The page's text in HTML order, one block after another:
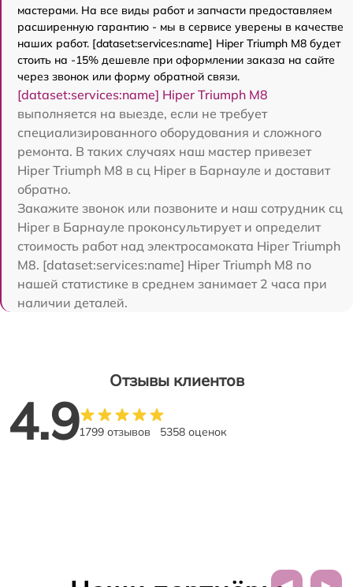
мастерами. На все виды работ и запчасти предоставляем
расширенную гарантию - мы в сервисе уверены в качестве
наших работ. [dataset:services:name] Hiper Triumph M8 будет
стоить на -15% дешевле при оформлении заказа на сайте
через звонок или форму обратной связи.
[dataset:services:name] Hiper Triumph M8
выполняется на выезде, если не требует
специализированного оборудования и сложного
ремонта. В таких случаях наш мастер привезет
Hiper Triumph M8 в сц Hiper в Барнауле и доставит
обратно.
Закажите звонок или позвоните и наш сотрудник сц
Hiper в Барнауле проконсультирует и определит
стоимость работ над электросамоката Hiper Triumph
M8. [dataset:services:name] Hiper Triumph M8 по
нашей статистике в среднем занимает 2 часа при
наличии деталей.
Отзывы клиентов
4.91799 отзывов 5358 оценок